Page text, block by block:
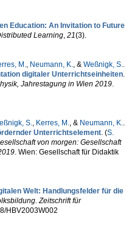
Education: An Invitation to Future
Learning, 21(3).
M., Neumann, K., & Weßnigk, S..
digitaler Unterrichtseinheiten.
Jahrestagung in Wien 2019.
S., Kerres, M., & Neumann, K..
Unterrichtselement. (S.
von morgen: Gesellschaft
. Wien: Gesellschaft für Didaktik
Welt: Handlungsfelder für die
Zeitschrift für
HBV2003W002